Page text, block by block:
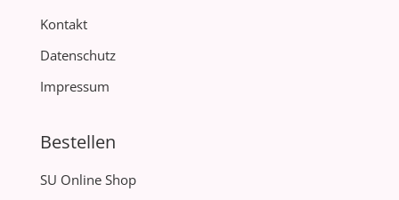
Kontakt
Datenschutz
Impressum
Bestellen
SU Online Shop